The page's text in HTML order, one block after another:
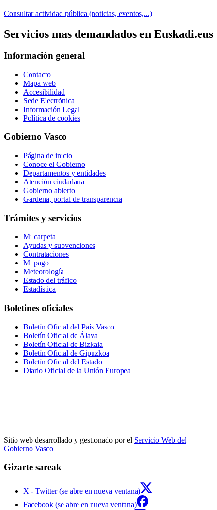
Consultar actividad pública (noticias, eventos,...)
Servicios mas demandados en Euskadi.eus
Información general
Contacto
Mapa web
Accesibilidad
Sede Electrónica
Información Legal
Política de cookies
Gobierno Vasco
Página de inicio
Conoce el Gobierno
Departamentos y entidades
Atención ciudadana
Gobierno abierto
Gardena, portal de transparencia
Trámites y servicios
Mi carpeta
Ayudas y subvenciones
Contrataciones
Mi pago
Meteorología
Estado del tráfico
Estadística
Boletines oficiales
Boletín Oficial del País Vasco
Boletín Oficial de Álava
Boletín Oficial de Bizkaia
Boletín Oficial de Gipuzkoa
Boletín Oficial del Estado
Diario Oficial de la Unión Europea
Sitio web desarrollado y gestionado por el Servicio Web del
Gobierno Vasco
Gizarte sareak
X - Twitter (se abre en nueva ventana)
Facebook (se abre en nueva ventana)